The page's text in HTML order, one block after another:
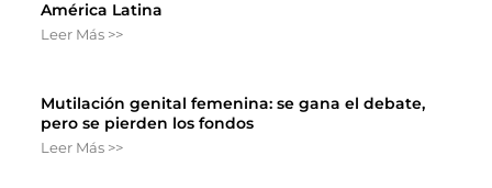
América Latina
Leer Más >>
Mutilación genital femenina: se gana el debate,
pero se pierden los fondos
Leer Más >>